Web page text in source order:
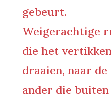
gebeurt.
Weigerachtige
die het
draaien, naar
ander die